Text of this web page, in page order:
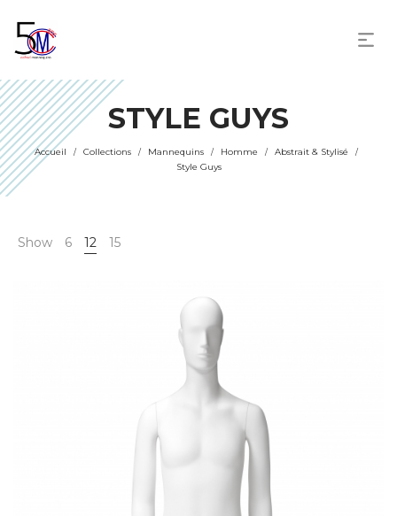
STYLE GUYS
Accueil / Collections / Mannequins / Homme / Abstrait & Stylisé /
Style Guys
Show 6 12 15